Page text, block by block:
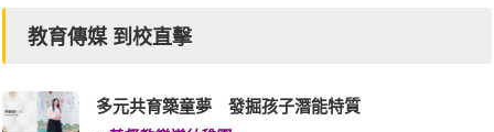
教育傳媒 到校直擊
多元共育築童夢 發掘孩子潛能特質